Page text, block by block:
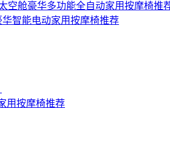
空舱豪华多功能全自动家用按摩椅推
华智能电动家用按摩椅推荐
用按摩椅推荐